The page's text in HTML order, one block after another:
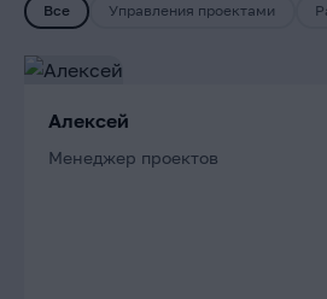
Все Управления проектами
Алексей
Менеджер проектов